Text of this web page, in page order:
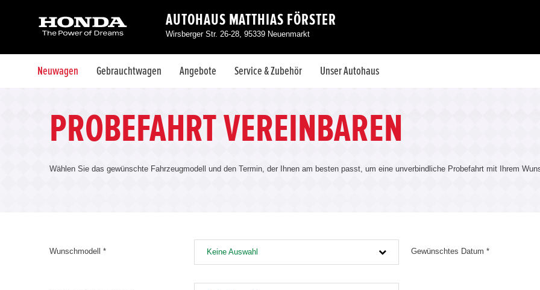
AUTOHAUS MATTHIAS FÖRSTER
Wirsberger Str. 26-28, 95339 Neuenmarkt
Neuwagen Gebrauchtwagen Angebote Service & Zubehör Unser Autohaus
PROBEFAHRT VEREINBAREN
Wählen Sie das gewünschte Fahrzeugmodell und den Termin, der Ihnen am besten passt, um eine unverbindliche Probefahrt mit Ihrem
Wunschmodell * Keine Auswahl Gewünschtes Datum *